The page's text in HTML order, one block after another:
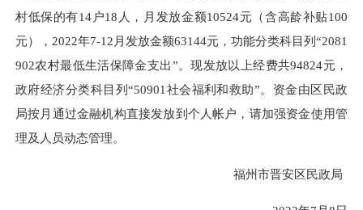
村低保的有14户18人，月发放金额10524元（含高龄补贴100
元），2022年7-12月发放金额63144元，功能分类科目列“2081
902农村最低生活保障金支出”。现发放以上经费共94824元，
政府经济分类科目列“50901社会福利和救助”。资金由区民政
局按月通过金融机构直接发放到个人帐户，请加强资金使用管
理及人员动态管理。
福州市晋安区民政局